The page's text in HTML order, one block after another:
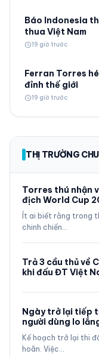
Báo Indonesia
thua Việt Nam
schedule19 giờ trước
Ferran Torres
đỉnh thế giới
schedule19 giờ trước
THỊ TRƯỜNG
Torres thú nhận
địch World Cup
Ít ai biết rằng trong
chinh chiến…
Trả 3 cầu thủ về
khi đấu ĐT Việt
Ngày trở lại tiếp
người dùng lo
Kế hoạch trở lại thi
hoãn. Việc…